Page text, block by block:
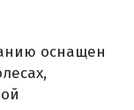
оснащен